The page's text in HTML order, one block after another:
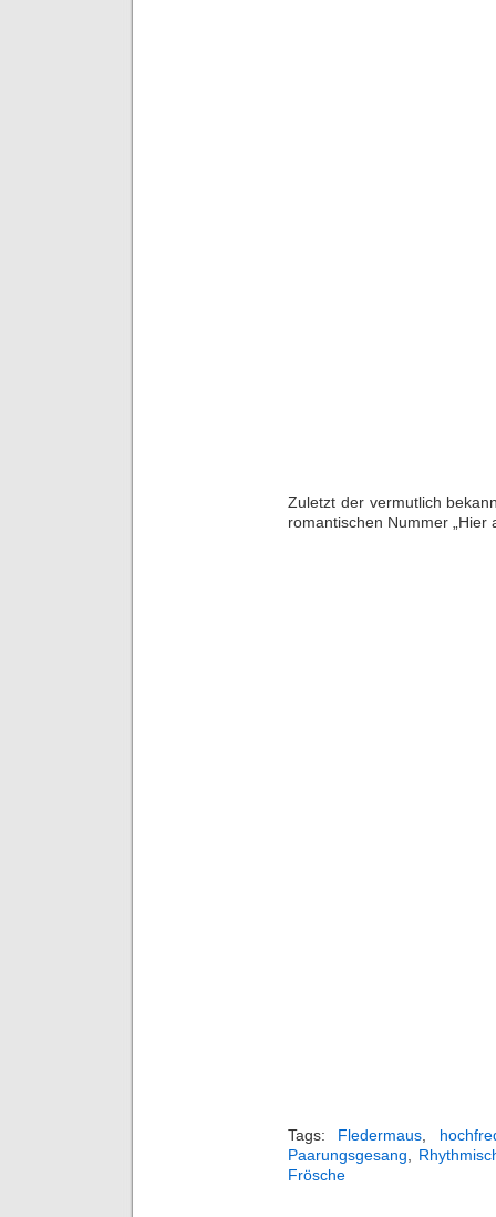
Zuletzt der vermutlich
romantischen Nummer „Hier
Tags: Fledermaus
Paarungsgesang
Frösche